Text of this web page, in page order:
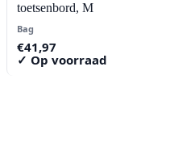
toetsenbord, M
Bag
€41,97
✓ Op voorraad